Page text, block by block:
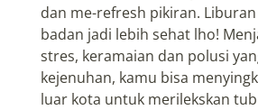
dan me-refresh pikiran.
badan jadi lebih sehat lho!
stres, keramaian dan polusi
kejenuhan, kamu bisa
luar kota untuk merilekskan